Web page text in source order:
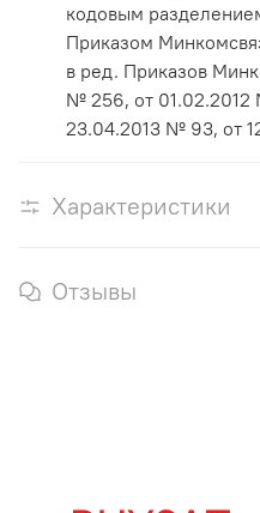
кодовым
Приказом
в ред. Приказов
№ 256, от 01.02.2012
23.04.2013 № 93, от
Характеристики
Отзывы